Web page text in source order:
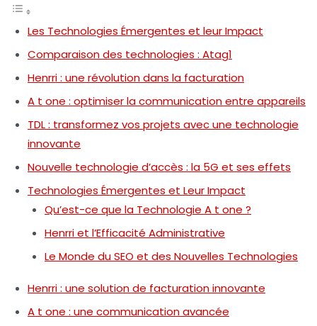
Les Technologies Émergentes et leur Impact
Comparaison des technologies : Atag1
Henrri : une révolution dans la facturation
A t one : optimiser la communication entre appareils
TDL : transformez vos projets avec une technologie
innovante
Nouvelle technologie d’accès : la 5G et ses effets
Technologies Émergentes et Leur Impact
Qu’est-ce que la Technologie A t one ?
Henrri et l’Efficacité Administrative
Le Monde du SEO et des Nouvelles Technologies
Henrri : une solution de facturation innovante
A t one : une communication avancée